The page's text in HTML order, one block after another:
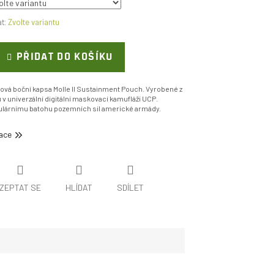
Zvolte variantu
PŘIDAT DO KOŠÍKU
boční kapsa Molle II Sustainment Pouch. Vyrobené z
v univerzální digitální maskovací kamufláži UCP.
batohu pozemních sil americké armády.
ZEPTAT SE HLÍDAT SDÍLET